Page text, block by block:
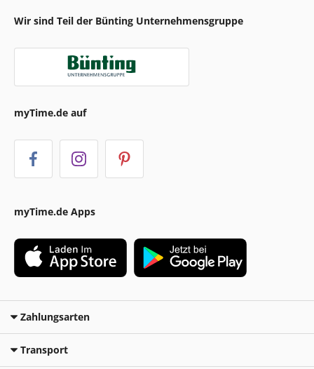
Wir sind Teil der Bünting Unternehmensgruppe
myTime.de auf
myTime.de Apps
Zahlungsarten
Transport